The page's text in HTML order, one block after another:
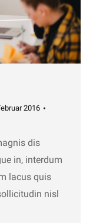
2016
dis
in, interdum
lacus quis
nisl